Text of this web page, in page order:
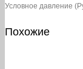
Условное давление
Похожие